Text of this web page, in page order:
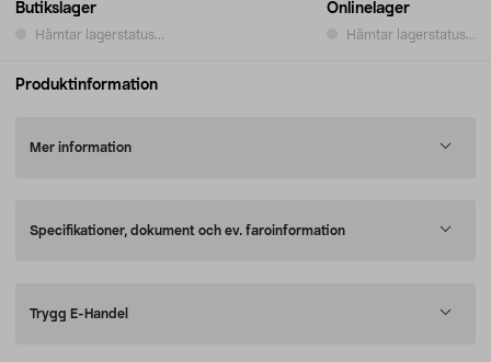
Butikslager
Hämtar lagerstatus...
Onlinelager
Hämtar lagerstatus...
Produktinformation
Mer information
Specifikationer, dokument och ev. faroinformation
Trygg E-Handel